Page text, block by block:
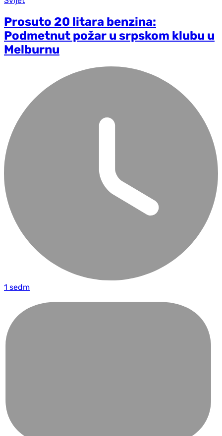
Prosuto 20 litara benzina:
Podmetnut požar u srpskom klubu u
Melburnu
1 sedm